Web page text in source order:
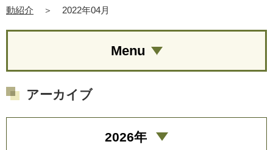
動紹介
＞ 2022年04月
Menu
アーカイブ
2026年